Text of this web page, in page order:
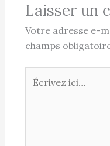
Laisser un
Votre adresse e-
champs
Écrivez
ici…